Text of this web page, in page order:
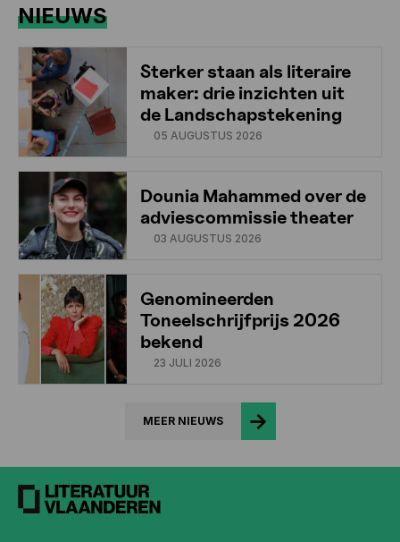
NIEUWS
Sterker staan als literaire
maker: drie inzichten uit
de Landschapstekening
05 AUGUSTUS 2026
Dounia Mahammed over de
adviescommissie theater
03 AUGUSTUS 2026
Genomineerden
Toneelschrijfprijs 2026
bekend
23 JULI 2026
MEER NIEUWS